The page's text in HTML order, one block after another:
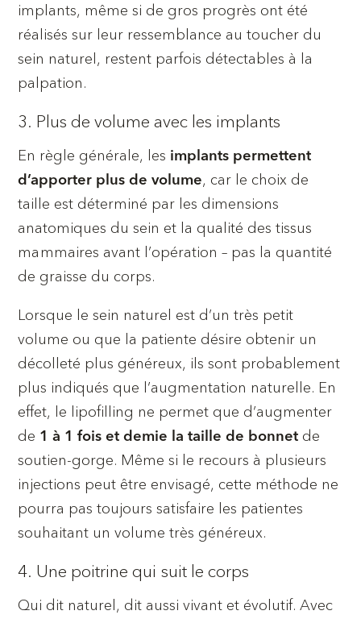
implants, même si de gros progrès ont été
réalisés sur leur ressemblance au toucher du
sein naturel, restent parfois détectables à la
palpation.
3. Plus de volume avec les implants
En règle générale, les implants permettent
d’apporter plus de volume, car le choix de
taille est déterminé par les dimensions
anatomiques du sein et la qualité des tissus
mammaires avant l’opération – pas la quantité
de graisse du corps.
Lorsque le sein naturel est d’un très petit
volume ou que la patiente désire obtenir un
décolleté plus généreux, ils sont probablement
plus indiqués que l’augmentation naturelle. En
effet, le lipofilling ne permet que d’augmenter
de 1 à 1 fois et demie la taille de bonnet de
soutien-gorge. Même si le recours à plusieurs
injections peut être envisagé, cette méthode ne
pourra pas toujours satisfaire les patientes
souhaitant un volume très généreux.
4. Une poitrine qui suit le corps
Qui dit naturel, dit aussi vivant et évolutif. Avec